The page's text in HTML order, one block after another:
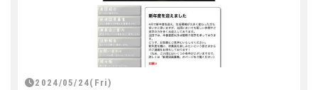
2024/05/24(Fri)